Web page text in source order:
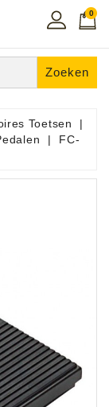
0
Zoeken
Toetsen
FC-